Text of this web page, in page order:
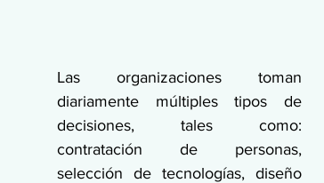
Las organizaciones toman
diariamente múltiples tipos de
decisiones, tales como:
contratación de personas,
selección de tecnologías, diseño